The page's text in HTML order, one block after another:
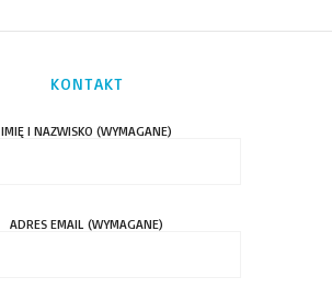
KONTAKT
IMIĘ I NAZWISKO (WYMAGANE)
ADRES EMAIL (WYMAGANE)